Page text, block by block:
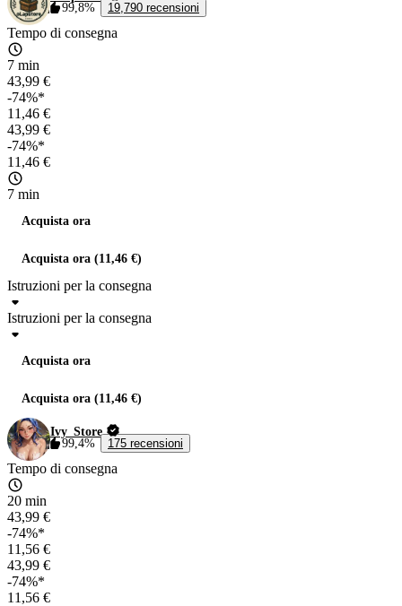
99,8%
19,790 recensioni
Tempo di consegna
7 min
43,99 €
-74%*
11,46 €
43,99 €
-74%*
11,46 €
7 min
Acquista ora
Acquista ora (11,46 €)
Istruzioni per la consegna
Istruzioni per la consegna
Acquista ora
Acquista ora (11,46 €)
Ivy_Store
99,4%
175 recensioni
Tempo di consegna
20 min
43,99 €
-74%*
11,56 €
43,99 €
-74%*
11,56 €